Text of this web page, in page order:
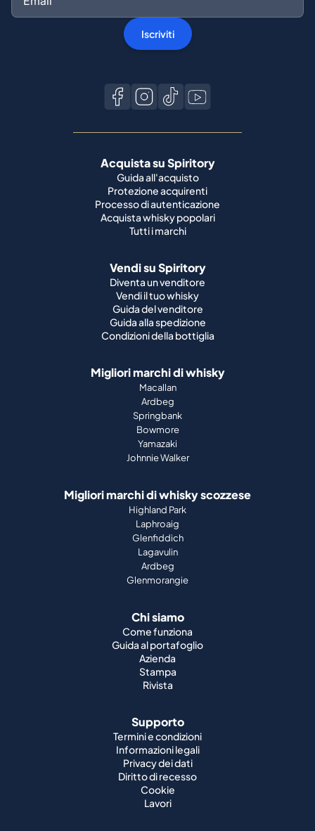
Iscriviti
Acquista su Spiritory
Guida all'acquisto
Protezione acquirenti
Processo di autenticazione
Acquista whisky popolari
Tutti i marchi
Vendi su Spiritory
Diventa un venditore
Vendi il tuo whisky
Guida del venditore
Guida alla spedizione
Condizioni della bottiglia
Migliori marchi di whisky
Macallan
Ardbeg
Springbank
Bowmore
Yamazaki
Johnnie Walker
Migliori marchi di whisky scozzese
Highland Park
Laphroaig
Glenfiddich
Lagavulin
Ardbeg
Glenmorangie
Chi siamo
Come funziona
Guida al portafoglio
Azienda
Stampa
Rivista
Supporto
Termini e condizioni
Informazioni legali
Privacy dei dati
Diritto di recesso
Cookie
Lavori